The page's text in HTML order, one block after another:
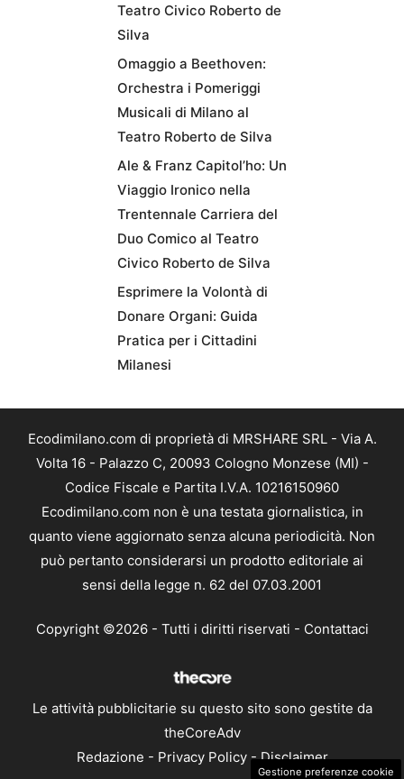
Teatro Civico Roberto de
Silva
Omaggio a Beethoven:
Orchestra i Pomeriggi
Musicali di Milano al
Teatro Roberto de Silva
Ale & Franz Capitol’ho: Un
Viaggio Ironico nella
Trentennale Carriera del
Duo Comico al Teatro
Civico Roberto de Silva
Esprimere la Volontà di
Donare Organi: Guida
Pratica per i Cittadini
Milanesi
Ecodimilano.com di proprietà di MRSHARE SRL - Via A.
Volta 16 - Palazzo C, 20093 Cologno Monzese (MI) -
Codice Fiscale e Partita I.V.A. 10216150960
Ecodimilano.com non è una testata giornalistica, in
quanto viene aggiornato senza alcuna periodicità. Non
può pertanto considerarsi un prodotto editoriale ai
sensi della legge n. 62 del 07.03.2001
Copyright ©2026 - Tutti i diritti riservati - Contattaci
Le attività pubblicitarie su questo sito sono gestite da
theCoreAdv
Redazione - Privacy Policy-Disclaimer
Gestione preferenze cookie